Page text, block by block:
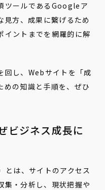
ツールであるGoogleア
方、成果に繋げるため
イントまでを網羅的に解
回し、Webサイトを「成
めの知識と手順を、ぜひ
ビジネス成長に
とは、サイトのアクセス
集・分析し、現状把握や